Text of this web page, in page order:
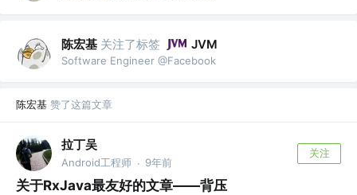
陈宏基 关注了标签 JVM
Software Engineer @Facebook
陈宏基 赞了这篇文章
拉丁吴
Android工程师 · 9年前
关注
关于RxJava最友好的文章——背压